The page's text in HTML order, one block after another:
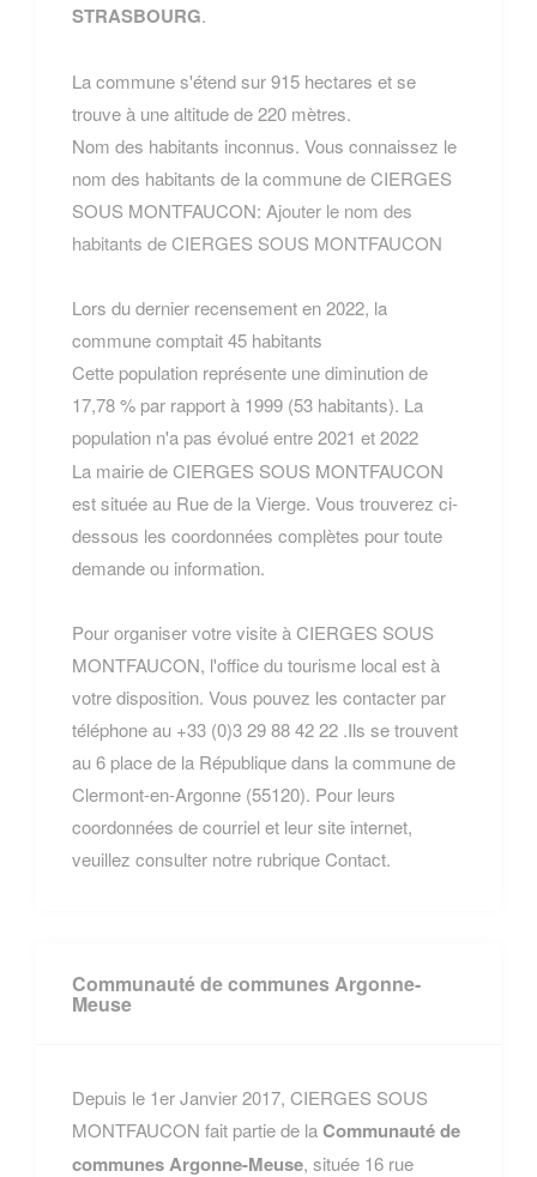
STRASBOURG.
La commune s'étend sur 915 hectares et se
trouve à une altitude de 220 mètres.
Nom des habitants inconnus. Vous connaissez le
nom des habitants de la commune de CIERGES
SOUS MONTFAUCON: Ajouter le nom des
habitants de CIERGES SOUS MONTFAUCON
Lors du dernier recensement en 2022, la
commune comptait 45 habitants
Cette population représente une diminution de
17,78 % par rapport à 1999 (53 habitants). La
population n'a pas évolué entre 2021 et 2022
La mairie de CIERGES SOUS MONTFAUCON
est située au Rue de la Vierge. Vous trouverez ci-
dessous les coordonnées complètes pour toute
demande ou information.
Pour organiser votre visite à CIERGES SOUS
MONTFAUCON, l'office du tourisme local est à
votre disposition. Vous pouvez les contacter par
téléphone au +33 (0)3 29 88 42 22 .Ils se trouvent
au 6 place de la République dans la commune de
Clermont-en-Argonne (55120). Pour leurs
coordonnées de courriel et leur site internet,
veuillez consulter notre rubrique Contact.
Communauté de communes Argonne-
Meuse
Depuis le 1er Janvier 2017, CIERGES SOUS
MONTFAUCON fait partie de laCommunauté de
communes Argonne-Meuse, située 16 rue